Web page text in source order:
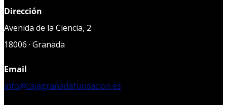
Dirección
Avenida de la Ciencia, 2
18006 · Granada
Email
info@cajagranadafundacion.es